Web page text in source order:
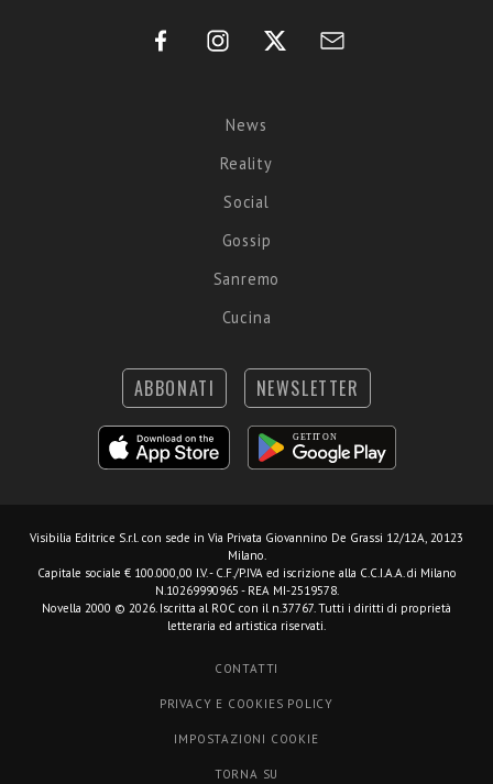
News
Reality
Social
Gossip
Sanremo
Cucina
ABBONATI NEWSLETTER
Visibilia Editrice S.r.l. con sede in Via Privata Giovannino De Grassi 12/12A, 20123
Milano.
Capitale sociale € 100.000,00 I.V. - C.F./P.IVA ed iscrizione alla C.C.I.A.A. di Milano
N.10269990965 - REA MI-2519578.
Novella 2000 © 2026. Iscritta al ROC con il n.37767. Tutti i diritti di proprietà
letteraria ed artistica riservati.
CONTATTI
PRIVACY E COOKIES POLICY
IMPOSTAZIONI COOKIE
TORNA SU